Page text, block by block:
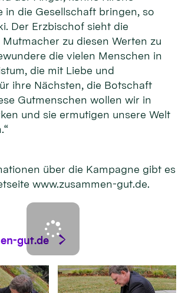
in die Gesellschaft bringen, so
Der Erzbischof sieht die
zu diesen Werten zu
die vielen Menschen in
die mit Liebe und
ihre Nächsten, die Botschaft
Gutmenschen wollen wir in
und sie ermutigen unsere Welt
über die Kampagne gibt es
www.zusammen-gut.de.
gut.de